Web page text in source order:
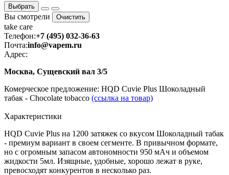
Выбрать
Вы смотрели Очистить
take care
Телефон:+7 (495) 032-36-63
Почта:info@vapem.ru
Адрес:
Москва, Сущевский вал 3/5
Комерческое предложение: HQD Cuvie Plus Шоколадный
табак - Chocolate tobacco (ссылка на товар)
Характеристики
HQD Cuvie Plus на 1200 затяжек со вкусом Шоколадный табак
- премиум вариант в своем сегменте. В привычном формате,
но с огромным запасом автономности 950 мАч и объемом
жидкости 5мл. Изящные, удобные, хорошо лежат в руке,
превосходят конкурентов в несколько раз.